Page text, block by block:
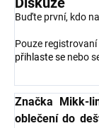
Buďte první, kdo
Pouze
přihlaste se nebo
Značka Mikk-
oblečení do